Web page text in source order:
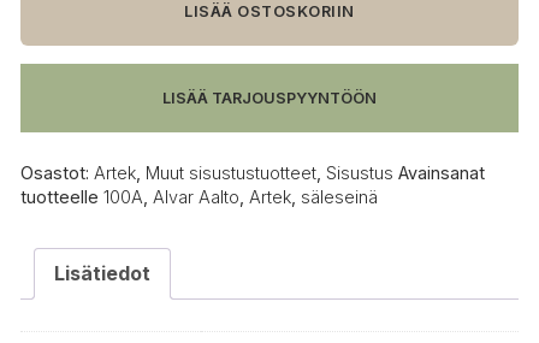
LISÄÄ OSTOSKORIIN
LISÄÄ TARJOUSPYYNTÖÖN
Osastot: Artek Muut sisustustuotteet Sisustus Avainsanat
tuotteelle 100A Alvar Aalto Artek säleseinä
Lisätiedot